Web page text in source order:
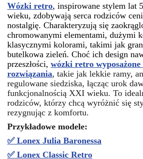
Wózki retro, inspirowane stylem lat
wieku, zdobywają serca rodziców
nostalgię. Charakteryzują się
chromowanymi elementami, dużymi
klasycznymi kolorami, takimi jak
butelkowa zieleń. Choć ich design
przeszłości, wózki retro wyposażone
rozwiązania, takie jak lekkie ramy,
regulowane siedziska, łącząc urok
funkcjonalnością XXI wieku. To
rodziców, którzy chcą wyróżnić się
rezygnując z komfortu.
Przykładowe modele:
✅ Lonex Julia Baronessa
✅Lonex Classic Retro